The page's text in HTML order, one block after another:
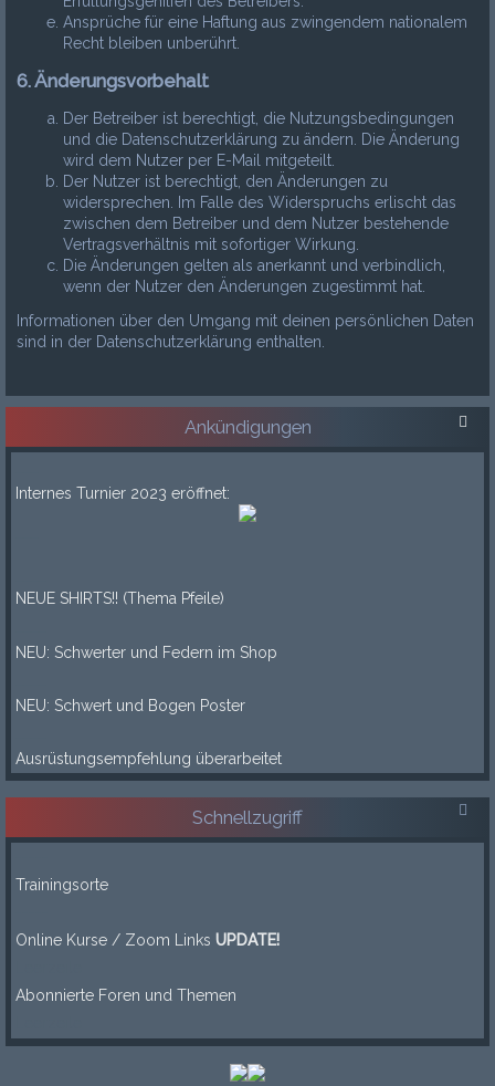
Ansprüche für eine Haftung aus zwingendem nationalem
Recht bleiben unberührt.
6. Änderungsvorbehalt
Der Betreiber ist berechtigt, die Nutzungsbedingungen
und die Datenschutzerklärung zu ändern. Die Änderung
wird dem Nutzer per E-Mail mitgeteilt.
Der Nutzer ist berechtigt, den Änderungen zu
widersprechen. Im Falle des Widerspruchs erlischt das
zwischen dem Betreiber und dem Nutzer bestehende
Vertragsverhältnis mit sofortiger Wirkung.
Die Änderungen gelten als anerkannt und verbindlich,
wenn der Nutzer den Änderungen zugestimmt hat.
Informationen über den Umgang mit deinen persönlichen Daten
sind in der Datenschutzerklärung enthalten.
Ankündigungen
Internes Turnier 2023 eröffnet:
NEUE SHIRTS!! (Thema Pfeile)
NEU: Schwerter und Federn im Shop
NEU: Schwert und Bogen Poster
Ausrüstungsempfehlung überarbeitet
Schnellzugriff
Trainingsorte
Online Kurse / Zoom Links UPDATE!
Abonnierte Foren und Themen